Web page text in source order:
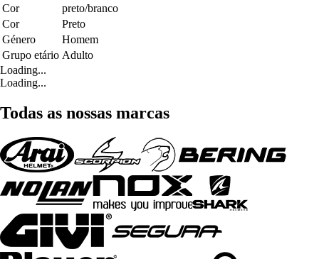
Cor
preto/branco
Cor
Preto
Género
Homem
Grupo etário Adulto
Loading...
Loading...
Todas as nossas marcas